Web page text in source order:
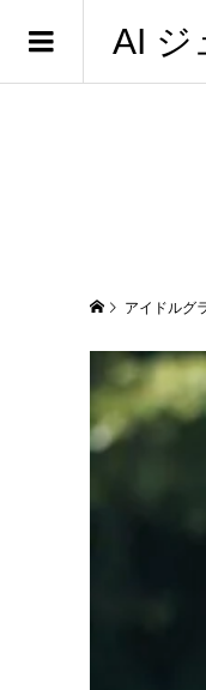
AI ジ
アイドルグ